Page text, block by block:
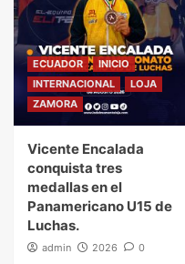
ECUADOR
INICIO
INTERNACIONAL
LOJA
ZAMORA
Vicente Encalada
conquista tres
medallas en el
Panamericano U15 de
Luchas.
admin 2026 0